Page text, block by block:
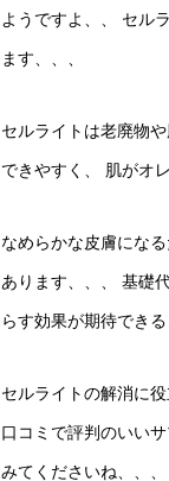
ようですよ、、 セル
ます、、、
セルライトは老廃物
できやすく、 肌がオ
なめらかな皮膚にな
あります、、、 基礎
らす効果が期待でき
セルライトの解消に
口コミで評判のいい
みてくださいね、、、